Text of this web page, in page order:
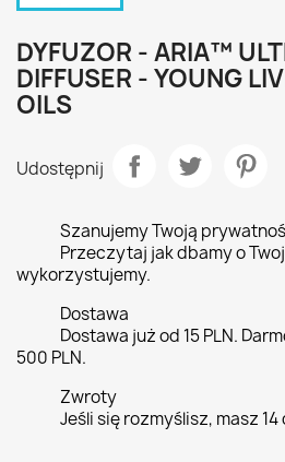
DYFUZOR - ARIA™
DIFFUSER - YOUNG
OILS
Udostępnij
Szanujemy Twoją
Przeczytaj jak dbamy o
wykorzystujemy.
Dostawa
Dostawa już od 15 PLN.
500 PLN.
Zwroty
Jeśli się rozmyślisz, masz